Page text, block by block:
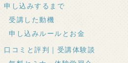
申し込みするまで
受講した動機
申し込みルールとお金
口コミと評判｜受講体験談